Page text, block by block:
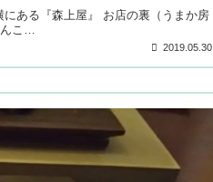
ある『森上屋』 お店の裏（うまか房
んこ…
2019.05.30